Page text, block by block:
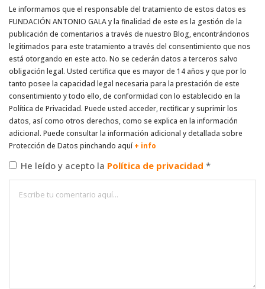
Le informamos que el responsable del tratamiento de estos datos es
FUNDACIÓN ANTONIO GALA y la finalidad de este es la gestión de la
publicación de comentarios a través de nuestro Blog, encontrándonos
legitimados para este tratamiento a través del consentimiento que nos
está otorgando en este acto. No se cederán datos a terceros salvo
obligación legal. Usted certifica que es mayor de 14 años y que por lo
tanto posee la capacidad legal necesaria para la prestación de este
consentimiento y todo ello, de conformidad con lo establecido en la
Política de Privacidad. Puede usted acceder, rectificar y suprimir los
datos, así como otros derechos, como se explica en la información
adicional. Puede consultar la información adicional y detallada sobre
Protección de Datos pinchando aquí + info
He leído y acepto la Política de privacidad *